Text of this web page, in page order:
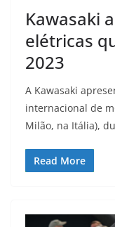
Kawasaki
elétricas
2023
A Kawasaki
internacional de
Milão, na Itália),
Read More